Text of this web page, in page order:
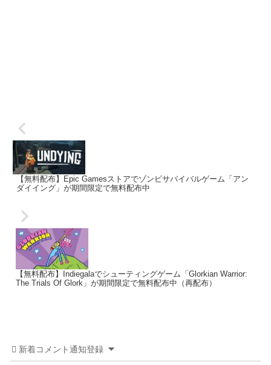
【無料配布】Epic Gamesストアでゾンビサバイバルゲーム「アン
ダイイング」が期間限定で無料配布中
【無料配布】Indiegalaでシューティングゲーム「Glorkian Warrior:
The Trials Of Glork」が期間限定で無料配布中（再配布）
新着コメント通知登録